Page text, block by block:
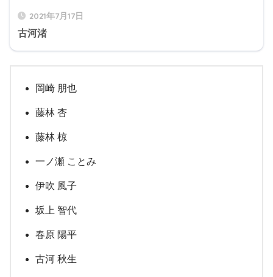
2021年7月17日
古河渚
岡崎 朋也
藤林 杏
藤林 椋
一ノ瀬 ことみ
伊吹 風子
坂上 智代
春原 陽平
古河 秋生